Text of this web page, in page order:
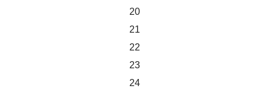
20
21
22
23
24